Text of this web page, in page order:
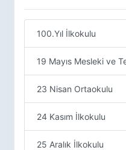
100.Yıl İlkokulu
19 Mayıs Mesleki ve
23 Nisan Ortaokulu
24 Kasım İlkokulu
25 Aralık İlkokulu